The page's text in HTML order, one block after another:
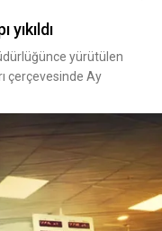
yürütülen
çerçevesinde Ay